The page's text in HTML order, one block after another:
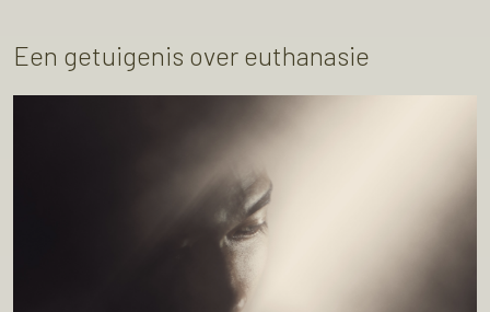
Een getuigenis over euthanasie